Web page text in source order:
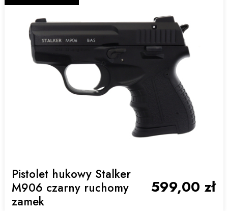
Pistolet hukowy Stalker
M906 czarny ruchomy
zamek
599,00 zł